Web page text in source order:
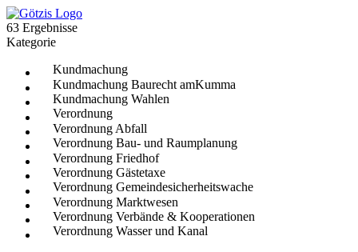
63 Ergebnisse
Kategorie
Kundmachung
Kundmachung Baurecht amKumma
Kundmachung Wahlen
Verordnung
Verordnung Abfall
Verordnung Bau- und Raumplanung
Verordnung Friedhof
Verordnung Gästetaxe
Verordnung Gemeindesicherheitswache
Verordnung Marktwesen
Verordnung Verbände & Kooperationen
Verordnung Wasser und Kanal